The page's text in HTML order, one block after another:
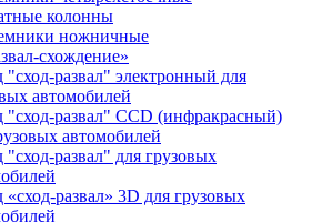
колонны
ножничные
схождение»
"сход-развал" электронный для
автомобилей
"сход-развал" CCD (инфракрасный)
автомобилей
"сход-развал" для грузовых
«сход-развал» 3D для грузовых